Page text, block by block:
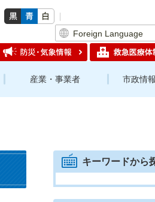
産業・事業者 市政情報
キーワードから